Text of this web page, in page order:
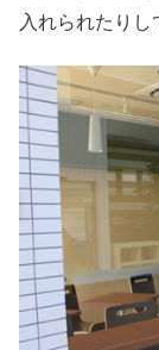
入れられたり